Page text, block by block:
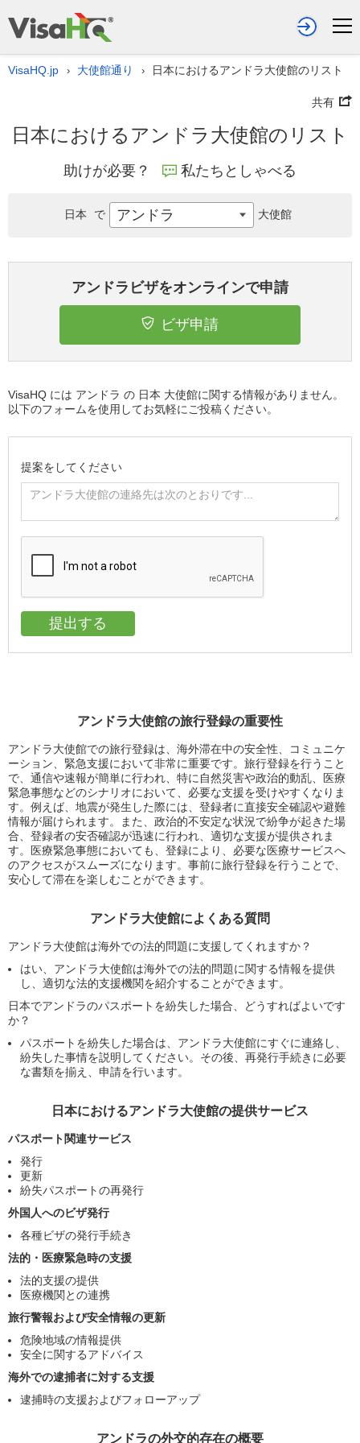
VisaHQ.jp › 大使館通り › 日本におけるアンドラ大使館のリスト
共有
日本におけるアンドラ大使館のリスト
助けが必要？ 私たちとしゃべる
アンドラ大使館の旅行登録の重要性
アンドラ大使館での旅行登録は、海外滞在中の安全性、コミュニケ
ーション、緊急支援において非常に重要です。旅行登録を行うこと
で、通信や速報が簡単に行われ、特に自然災害や政治的動乱、医療
緊急事態などのシナリオにおいて、必要な支援を受けやすくなりま
す。例えば、地震が発生した際には、登録者に直接安全確認や避難
情報が届けられます。また、政治的不安定な状況で紛争が起きた場
合、登録者の安否確認が迅速に行われ、適切な支援が提供されま
す。医療緊急事態においても、登録により、必要な医療サービスへ
のアクセスがスムーズになります。事前に旅行登録を行うことで、
安心して滞在を楽しむことができます。
アンドラ大使館によくある質問
アンドラ大使館は海外での法的問題に支援してくれますか？
はい、アンドラ大使館は海外での法的問題に関する情報を提供
し、適切な法的支援機関を紹介することができます。
日本でアンドラのパスポートを紛失した場合、どうすればよいです
か？
パスポートを紛失した場合は、アンドラ大使館にすぐに連絡し、
紛失した事情を説明してください。その後、再発行手続きに必要
な書類を揃え、申請を行います。
日本におけるアンドラ大使館の提供サービス
パスポート関連サービス
発行
更新
紛失パスポートの再発行
外国人へのビザ発行
各種ビザの発行手続き
法的・医療緊急時の支援
法的支援の提供
医療機関との連携
旅行警報および安全情報の更新
危険地域の情報提供
安全に関するアドバイス
海外での逮捕者に対する支援
逮捕時の支援およびフォローアップ
アンドラの外交的存在の概要
アンドラビザをオンラインで申請
ビザ申請
VisaHQ には アンドラ の 日本 大使館に関する情報がありません。
以下のフォームを使用してお気軽にご投稿ください。
提案をしてください
日本 で アンドラ 大使館